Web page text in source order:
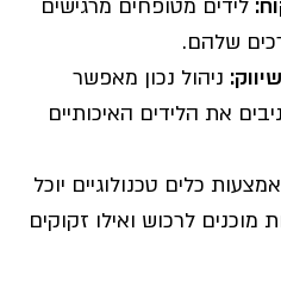
: לידים מטופחים מרגישים
שלהם.
: ניהול נכון מאפשר
את הלידים האיכותיים
כלים טכנולוגיים יוכל
מוכנים לרכוש ואילו זקוקים